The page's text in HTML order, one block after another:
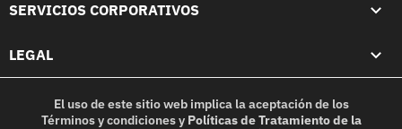
SERVICIOS CORPORATIVOS
LEGAL
El uso de este sitio web implica la aceptación de los
Términos y condicionesy Políticas de Tratamiento de la